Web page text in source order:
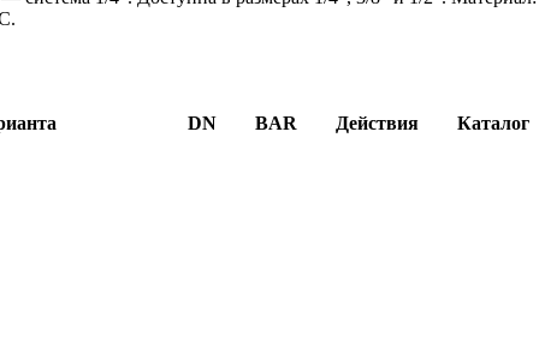
DN BAR Действия Каталог